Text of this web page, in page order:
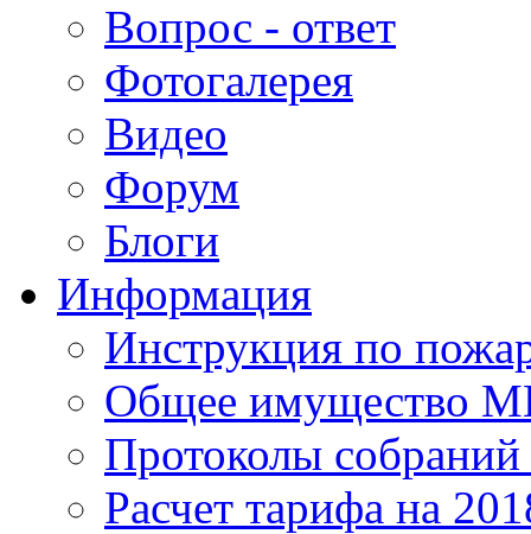
Вопрос - ответ
Фотогалерея
Видео
Форум
Блоги
Информация
Инструкция по
Общее имущество
Протоколы
Расчет тарифа на